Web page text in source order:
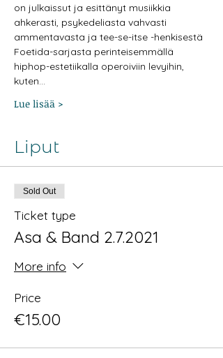
on julkaissut ja esittänyt musiikkia
ahkerasti, psykedeliasta vahvasti
ammentavasta ja tee-se-itse -henkisestä
Foetida-sarjasta perinteisemmällä
hiphop-estetiikalla operoiviin levyihin,
kuten…
Lue lisää >
Liput
Sold Out
Ticket type
Asa & Band 2.7.2021
More info
Price
€15.00